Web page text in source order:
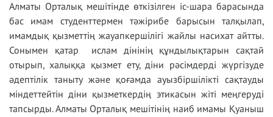
Алматы Орталық мешітінде өткізілген іс-шара барасында
бас имам студенттермен тәжірибе барысын талқылап,
имамдық қызметтің жауапкершілігі жайлы насихат айтты.
Сонымен қатар ислам дінінің құндылықтарын сақтай
отырып, халыққа қызмет ету, діни рәсімдерді жүргізуде
әдептілік таныту және қоғамда ауызбіршілікті сақтауды
міндеттейтін діни қызметкердің этикасын жіті меңгеруді
тапсырды. Алматы Орталық мешітінің наиб имамы Қуаныш